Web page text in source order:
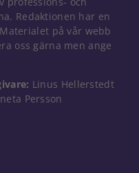
Redaktionen har en
på vår webb
oss gärna men ange
Linus Hellerstedt
Persson
Nödvändiga